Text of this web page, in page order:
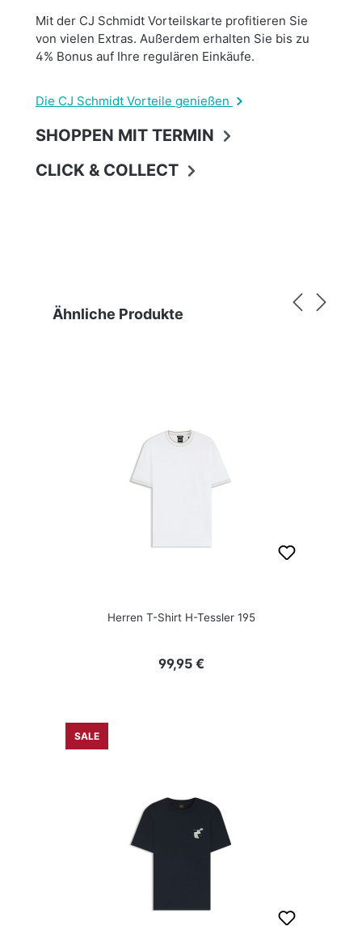
Mit der CJ Schmidt Vorteilskarte profitieren Sie
von vielen Extras. Außerdem erhalten Sie bis zu
4% Bonus auf Ihre regulären Einkäufe.
Die CJ Schmidt Vorteile genießen
SHOPPEN MIT TERMIN
CLICK & COLLECT
Produktgalerie überspringen
Ähnliche Produkte
Herren T-Shirt H-Tessler 195
Regulärer Preis:
99,95 €
SALE